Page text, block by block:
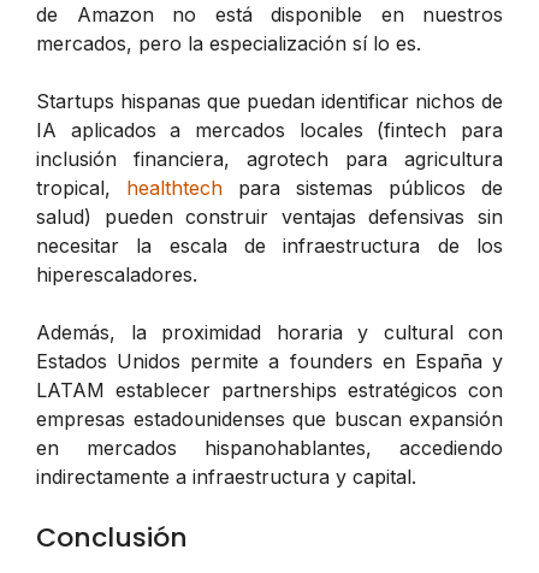
de Amazon no está disponible en nuestros
mercados, pero la especialización sí lo es.
Startups hispanas que puedan identificar nichos de
IA aplicados a mercados locales (fintech para
inclusión financiera, agrotech para agricultura
tropical, healthtech para sistemas públicos de
salud) pueden construir ventajas defensivas sin
necesitar la escala de infraestructura de los
hiperescaladores.
Además, la proximidad horaria y cultural con
Estados Unidos permite a founders en España y
LATAM establecer partnerships estratégicos con
empresas estadounidenses que buscan expansión
en mercados hispanohablantes, accediendo
indirectamente a infraestructura y capital.
Conclusión